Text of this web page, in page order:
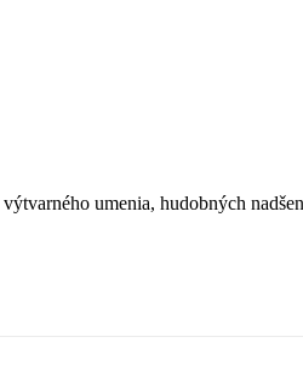
umenia, hudobných